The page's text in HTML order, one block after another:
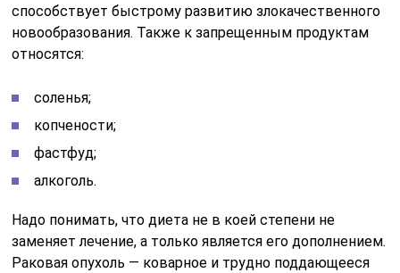
способствует быстрому развитию злокачественного
новообразования. Также к запрещенным продуктам
относятся:
соленья;
копчености;
фастфуд;
алкоголь.
Надо понимать, что диета не в коей степени не
заменяет лечение, а только является его дополнением.
Раковая опухоль — коварное и трудно поддающееся